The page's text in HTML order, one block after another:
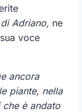
Adriano, ne
voce
ancora
piante, nella
è andato